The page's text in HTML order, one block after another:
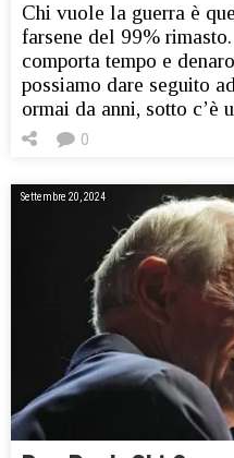
Chi vuole la guerra è
farsene del 99%
comporta tempo e
possiamo dare seguito
ormai da anni, sotto
0
Settembre 20, 2024